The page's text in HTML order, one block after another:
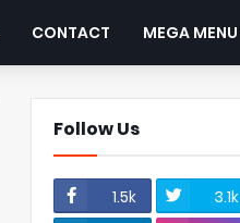
CONTACT MEGA MENU
Follow Us
1.5k 3.1k